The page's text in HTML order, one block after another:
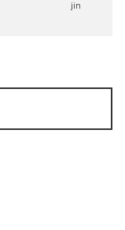
jin